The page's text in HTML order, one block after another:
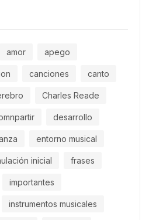
amor apego
canciones canto
Charles Reade
desarrollo
entorno musical
inicial frases
importantes
instrumentos musicales